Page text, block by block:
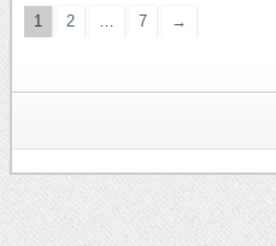
1 2 7 →